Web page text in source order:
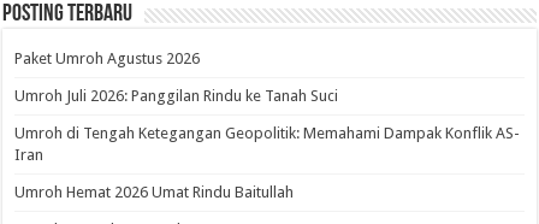
Posting Terbaru
Paket Umroh Agustus 2026
Umroh Juli 2026: Panggilan Rindu ke Tanah Suci
Umroh di Tengah Ketegangan Geopolitik: Memahami Dampak Konflik AS-
Iran
Umroh Hemat 2026 Umat Rindu Baitullah